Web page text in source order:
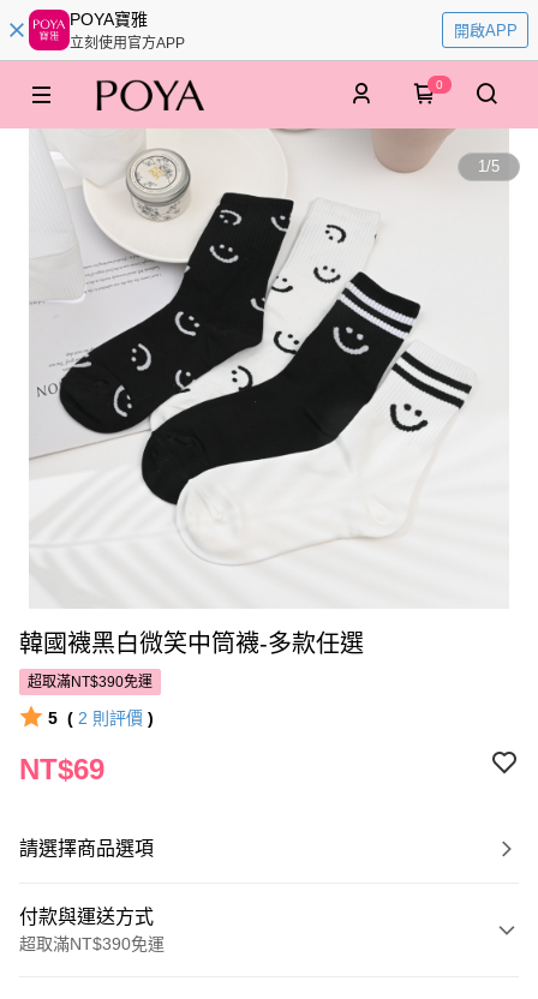
POYA寶雅
立刻使用官方APP
開啟APP
0
1/5
韓國襪黑白微笑中筒襪-多款任選
超取滿NT$390免運
5 ( 2 則評價 )
NT$69
請選擇商品選項
付款與運送方式
超取滿NT$390免運